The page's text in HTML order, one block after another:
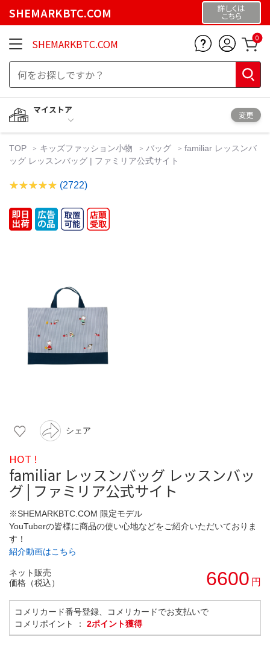
SHEMARKBTC.COM 詳しくは
こちら
SHEMARKBTC.COM 0
マイストア
変更
TOP キッズファッション小物 バッグ
familiar レッスンバ
ッグ レッスンバッグ | ファミリア公式サイト
(2722)
シェア
HOT !
familiar レッスンバッグ レッスンバッ
グ | ファミリア公式サイト
※SHEMARKBTC.COM 限定モデル
YouTuberの皆様に商品の使い心地などをご紹介いただいておりま
す！
紹介動画はこちら
ネット販売
価格（税込）
6600 円
コメリカード番号登録、コメリカードでお支払いで
コメリポイント ： 2ポイント獲得